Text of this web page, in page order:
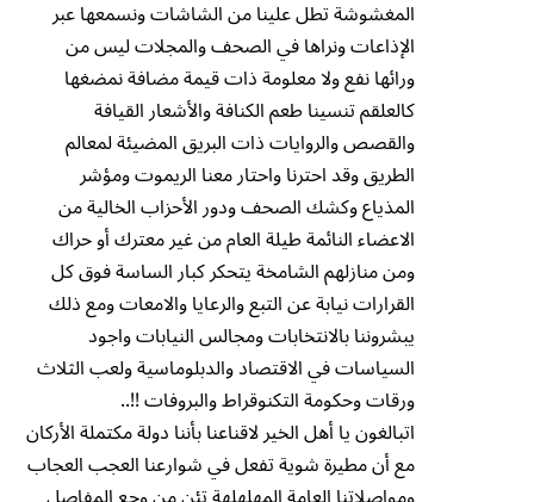
المغشوشة تطل علينا من الشاشات ونسمعها عبر
الإذاعات ونراها في الصحف والمجلات ليس من
ورائها نفع ولا معلومة ذات قيمة مضافة نمضغها
كالعلقم تنسينا طعم الكنافة والأشعار القيافة
والقصص والروايات ذات البريق المضيئة لمعالم
الطريق وقد احترنا واحتار معنا الريموت ومؤشر
المذياع وكشك الصحف ودور الأحزاب الخالية من
الاعضاء النائمة طيلة العام من غير معترك أو حراك
ومن منازلهم الشامخة يتحكر كبار الساسة فوق كل
القرارات نيابة عن التبع والرعايا والامعات ومع ذلك
يبشروننا بالانتخابات ومجالس النيابات واجود
السياسات في الاقتصاد والدبلوماسية ولعب الثلاث
ورقات وحكومة التكنوقراط والبروفات !!..
اتبالغون يا أهل الخير لاقناعنا بأننا دولة مكتملة الأركان
مع أن مطيرة شوية تفعل في شوارعنا العجب العجاب